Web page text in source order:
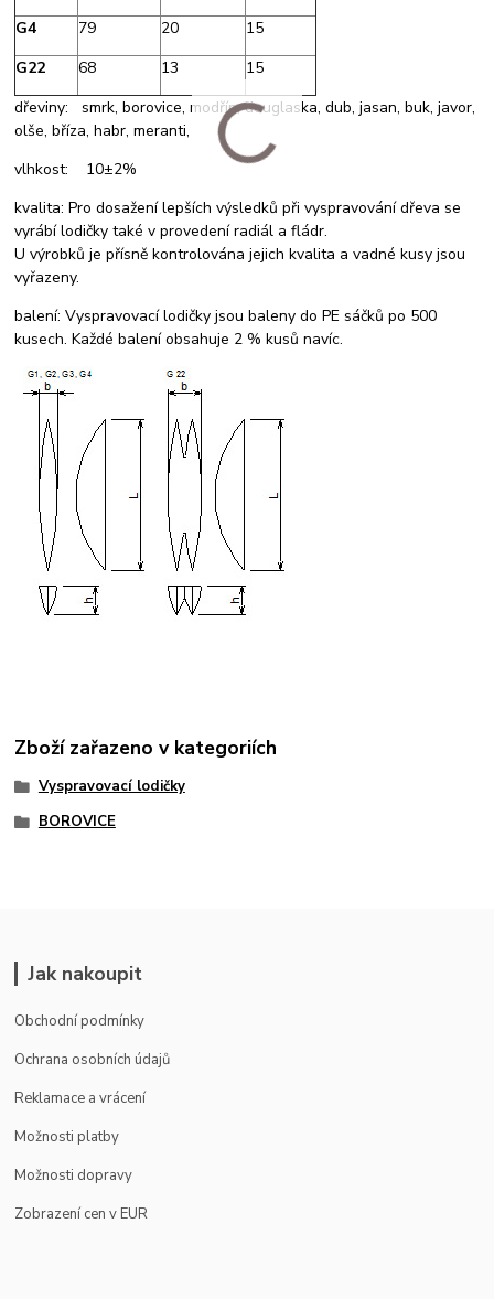
G4
79 20
15
G22
68 13
15
dřeviny: smrk, borovice, modřín, douglaska, dub, jasan, buk, javor,
olše, bříza, habr, meranti,
vlhkost: 10±2%
kvalita: Pro dosažení lepších výsledků při vyspravování dřeva se
vyrábí lodičky také v provedení radiál a fládr.
U výrobků je přísně kontrolována jejich kvalita a vadné kusy jsou
vyřazeny.
balení: Vyspravovací lodičky jsou baleny do PE sáčků po 500
kusech. Každé balení obsahuje 2 % kusů navíc.
Zboží zařazeno v kategoriích
Vyspravovací lodičky
BOROVICE
Jak nakoupit
Obchodní podmínky
Ochrana osobních údajů
Reklamace a vrácení
Možnosti platby
Možnosti dopravy
Zobrazení cen v EUR